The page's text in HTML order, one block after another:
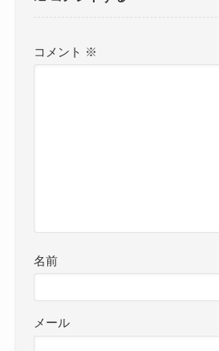
コメント ※
名前
メール